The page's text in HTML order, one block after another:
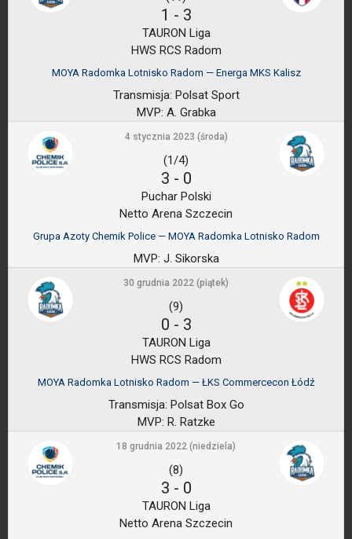
1 - 3
TAURON Liga
HWS RCS Radom
MOYA Radomka Lotnisko Radom — Energa MKS Kalisz
Transmisja: Polsat Sport
MVP: A. Grabka
4 stycznia 2023 (środa)
(1/4)
3 - 0
Puchar Polski
Netto Arena Szczecin
Grupa Azoty Chemik Police — MOYA Radomka Lotnisko Radom
MVP: J. Sikorska
30 grudnia 2022 (piątek)
(9)
0 - 3
TAURON Liga
HWS RCS Radom
MOYA Radomka Lotnisko Radom — ŁKS Commercecon Łódź
Transmisja: Polsat Box Go
MVP: R. Ratzke
18 grudnia 2022 (niedziela)
(8)
3 - 0
TAURON Liga
Netto Arena Szczecin